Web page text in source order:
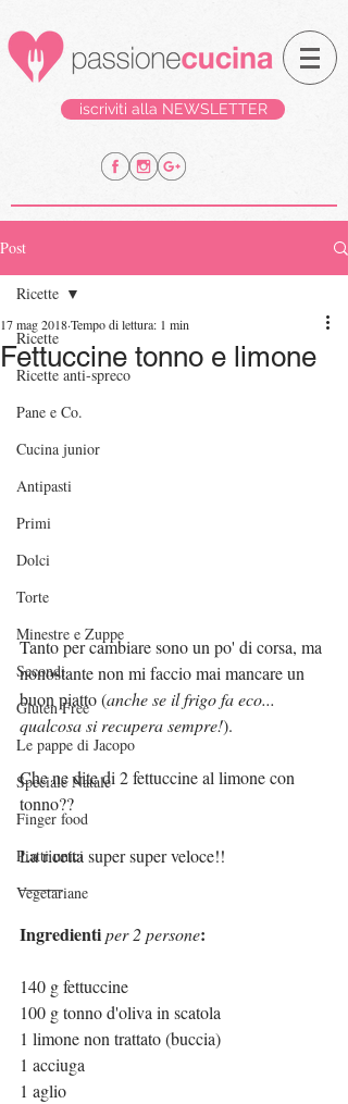
iscriviti alla NEWSLETTER
Post
Ricette
Ricette anti-spreco
Pane e Co.
Cucina junior
Antipasti
Primi
Dolci
Torte
Minestre e Zuppe
Secondi
Gluten Free
Le pappe di Jacopo
Speciale Natale
Finger food
Piatti unici
Vegetariane
Ricette
Fettuccine tonno e limone
17 mag 2018Tempo di lettura: 1 min
Tanto per cambiare sono un po' di corsa, ma
nonostante non mi faccio mai mancare un
buon piatto (anche se il frigo fa eco...
qualcosa si recupera sempre!).
Che ne dite di 2 fettuccine al limone con
tonno??
La ricetta super super veloce!!
_____
Ingredienti per 2 persone:
140 g fettuccine
100 g tonno d'oliva in scatola
1 limone non trattato (buccia)
1 acciuga
1 aglio